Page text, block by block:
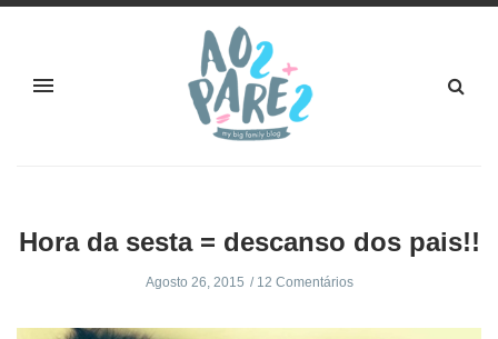
Hora da sesta = descanso dos pais!!
Agosto 26, 2015 12 Comentários